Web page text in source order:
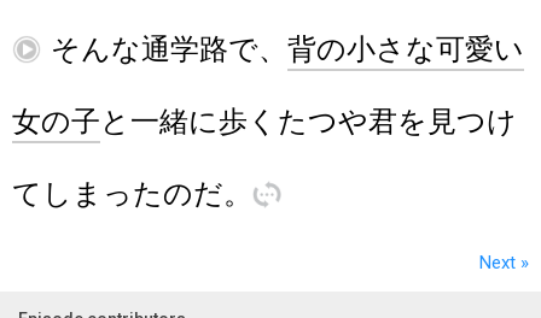
再 そんな通学路で、 背の小さな可愛い
女の子と 一緒に歩 く たつや君を 見つけ
て しま ったのだ。 訳
Next »